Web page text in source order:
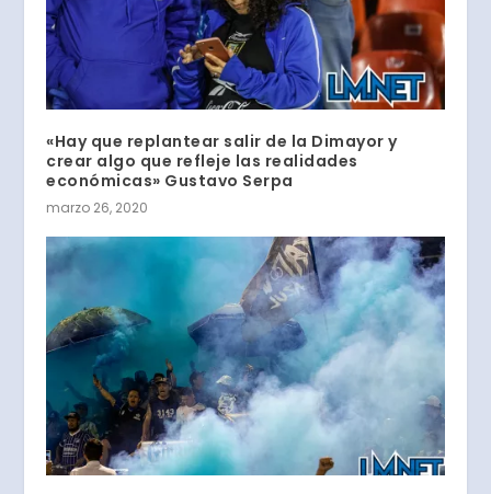
«Hay que replantear salir de la Dimayor y
crear algo que refleje las realidades
económicas» Gustavo Serpa
marzo 26, 2020